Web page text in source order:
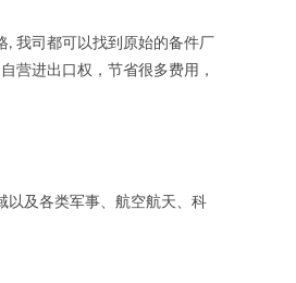
, 我司都可以找到原始的备件厂
营进出口权，节省很多费用，
及各类军事、航空航天、科